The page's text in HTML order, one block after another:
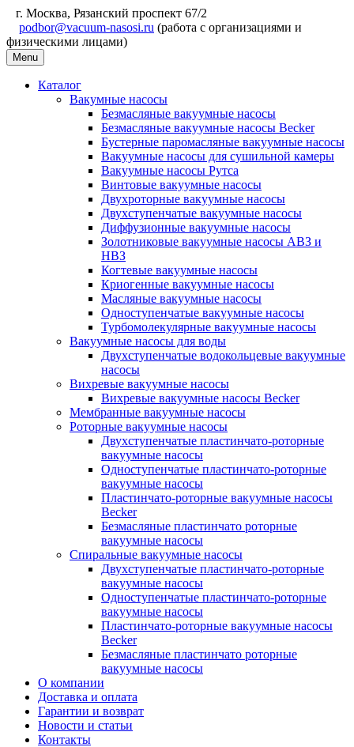
г. Москва, Рязанский проспект 67/2
podbor@vacuum-nasosi.ru (работа с организациями и
физическими лицами)
Menu
Каталог
Вакумные насосы
Безмасляные вакуумные насосы
Безмасляные вакуумные насосы Becker
Бустерные паромасляные вакуумные насосы
Вакуумные насосы для сушильной камеры
Вакуумные насосы Рутса
Винтовые вакуумные насосы
Двухроторные вакуумные насосы
Двухступенчатые вакуумные насосы
Диффузионные вакуумные насосы
Золотниковые вакуумные насосы АВЗ и
НВЗ
Когтевые вакуумные насосы
Криогенные вакуумные насосы
Масляные вакуумные насосы
Одноступенчатые вакуумные насосы
Турбомолекулярные вакуумные насосы
Вакуумные насосы для воды
Двухступенчатые водокольцевые вакуумные
насосы
Вихревые вакуумные насосы
Вихревые вакуумные насосы Becker
Мембранные вакуумные насосы
Роторные вакуумные насосы
Двухступенчатые пластинчато-роторные
вакуумные насосы
Одноступенчатые пластинчато-роторные
вакуумные насосы
Пластинчато-роторные вакуумные насосы
Becker
Безмасляные пластинчато роторные
вакуумные насосы
Спиральные вакуумные насосы
Двухступенчатые пластинчато-роторные
вакуумные насосы
Одноступенчатые пластинчато-роторные
вакуумные насосы
Пластинчато-роторные вакуумные насосы
Becker
Безмасляные пластинчато роторные
вакуумные насосы
О компании
Доставка и оплата
Гарантии и возврат
Новости и статьи
Контакты